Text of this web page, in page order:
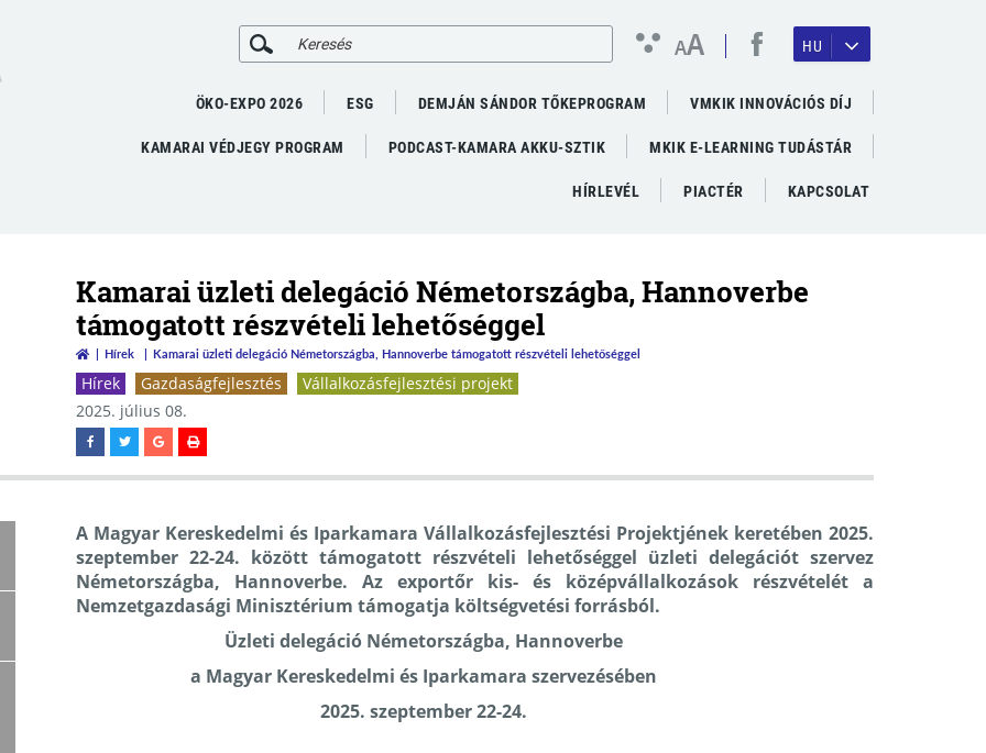
AA HU
ÖKO-EXPO 2026 ESG DEMJÁN SÁNDOR TŐKEPROGRAM VMKIK INNOVÁCIÓS DÍJ
KAMARAI VÉDJEGY PROGRAM PODCAST-KAMARA AKKU-SZTIK MKIK E-LEARNING TUDÁSTÁR
HÍRLEVÉL PIACTÉR KAPCSOLAT
Kamarai üzleti delegáció Németországba, Hannoverbe
támogatott részvételi lehetőséggel
Hírek Kamarai üzleti delegáció Németországba, Hannoverbe támogatott részvételi lehetőséggel
Hírek Gazdaságfejlesztés
Vállalkozásfejlesztési projekt
2025. július 08.
A Magyar Kereskedelmi és Iparkamara Vállalkozásfejlesztési Projektjének keretében 2025.
szeptember 22-24. között támogatott részvételi lehetőséggel üzleti delegációt szervez
Németországba, Hannoverbe. Az exportőr kis- és középvállalkozások részvételét a
Nemzetgazdasági Minisztérium támogatja költségvetési forrásból.
Üzleti delegáció Németországba, Hannoverbe
a Magyar Kereskedelmi és Iparkamara szervezésében
2025. szeptember 22-24.